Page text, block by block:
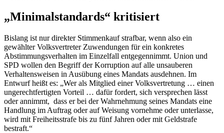
„Minimalstandards“ kritisiert
Bislang ist nur direkter Stimmenkauf strafbar, wenn also ein
gewählter Volksvertreter Zuwendungen für ein konkretes
Abstimmungsverhalten im Einzelfall entgegennimmt. Union und
SPD wollen den Begriff der Korruption auf alle unsauberen
Verhaltensweisen in Ausübung eines Mandats ausdehnen. Im
Entwurf heißt es: „Wer als Mitglied einer Volksvertretung … einen
ungerechtfertigten Vorteil … dafür fordert, sich versprechen lässt
oder annimmt, dass er bei der Wahrnehmung seines Mandats eine
Handlung im Auftrag oder auf Weisung vornehme oder unterlasse,
wird mit Freiheitsstrafe bis zu fünf Jahren oder mit Geldstrafe
bestraft.“